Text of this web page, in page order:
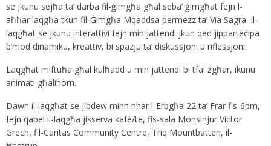
se jkunu sejħa ta’ darba fil-ġimgħa għal seba’ ġimgħat fejn l-
aħħar laqgħa tkun fil-Ġimgħa Mqaddsa permezz ta’ Via Sagra. Il-
laqgħat se jkunu interattivi fejn min jattendi jkun qed jipparteċipa
b’mod dinamiku, kreattiv, bi spazju ta’ diskussjoni u riflessjoni.
Laqgħat miftuħa għal kulħadd u min jattendi bi tfal żgħar, ikunu
animati għalihom.
Dawn il-laqgħat se jibdew minn nhar l-Erbgħa 22 ta’ Frar fis-6pm,
fejn qabel il-laqgħa jisserva kafè/te, fis-sala Monsinjur Victor
Grech, fil-Caritas Community Centre, Triq Mountbatten, il-